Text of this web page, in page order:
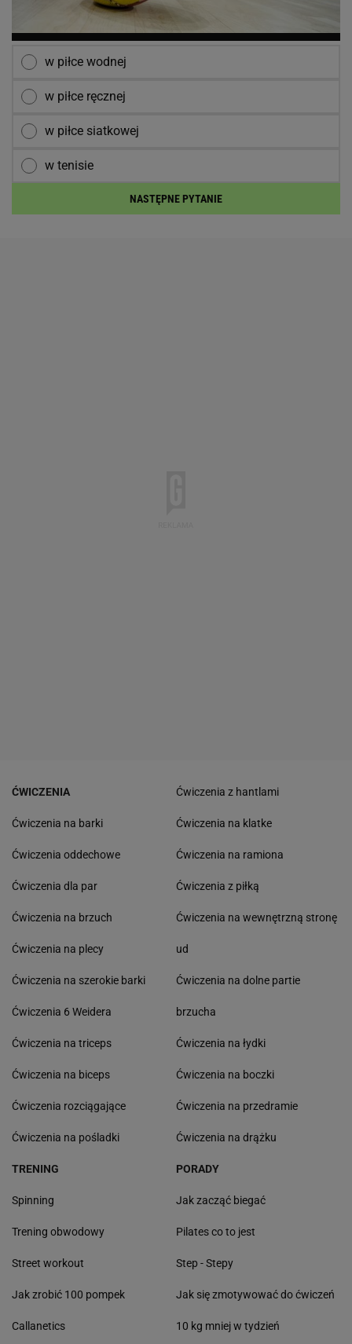
w piłce wodnej
w piłce ręcznej
w piłce siatkowej
w tenisie
NASTĘPNE PYTANIE
ĆWICZENIA
Ćwiczenia na barki
Ćwiczenia oddechowe
Ćwiczenia dla par
Ćwiczenia na brzuch
Ćwiczenia na plecy
Ćwiczenia na szerokie barki
Ćwiczenia 6 Weidera
Ćwiczenia na triceps
Ćwiczenia na biceps
Ćwiczenia rozciągające
Ćwiczenia na pośladki
Ćwiczenia z hantlami
Ćwiczenia na klatke
Ćwiczenia na ramiona
Ćwiczenia z piłką
Ćwiczenia na wewnętrzną stronę
ud
Ćwiczenia na dolne partie
brzucha
Ćwiczenia na łydki
Ćwiczenia na boczki
Ćwiczenia na przedramie
Ćwiczenia na drążku
TRENING
Spinning
Trening obwodowy
Street workout
Jak zrobić 100 pompek
Callanetics
PORADY
Jak zacząć biegać
Pilates co to jest
Step - Stepy
Jak się zmotywować do ćwiczeń
10 kg mniej w tydzień